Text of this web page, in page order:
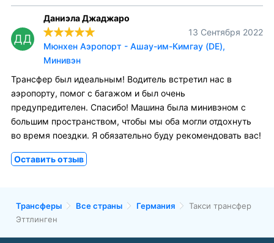
ДД
Даниэла Джаджаро
13 Сентября 2022
Мюнхен Аэропорт - Ашау-им-Кимгау (DE),
Минивэн
Трансфер был идеальным! Водитель встретил нас в
аэропорту, помог с багажом и был очень
предупредителен. Спасибо! Машина была минивэном с
большим пространством, чтобы мы оба могли отдохнуть
во время поездки. Я обязательно буду рекомендовать вас!
Оставить отзыв
Трансферы Все страны Германия
Такси трансфер
Эттлинген